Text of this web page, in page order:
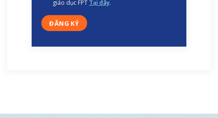
giáo dục FPT Tại đây.